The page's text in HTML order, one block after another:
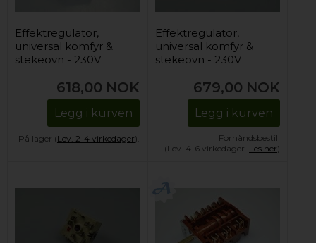
Effektregulator,
universal komfyr &
stekeovn - 230V
618,00 NOK
Legg i kurven
På lager (Lev. 2-4 virkedager).
Effektregulator,
universal komfyr &
stekeovn - 230V
679,00 NOK
Legg i kurven
Forhåndsbestill
(Lev. 4-6 virkedager. Les her)